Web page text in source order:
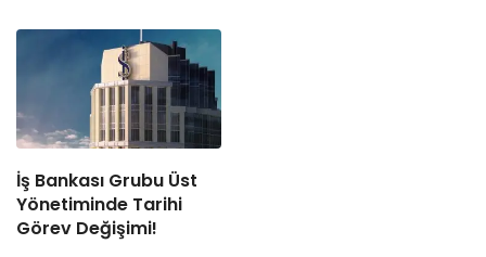
İş Bankası Grubu Üst
Yönetiminde Tarihi
Görev Değişimi!